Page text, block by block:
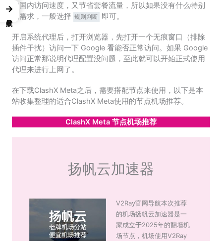
响国内访问速度，又节省套餐流量，所以如果没有什么特别
的需求，一般选择 规则判断 即可。
开启系统代理后，打开浏览器，先打开一个无痕窗口（排除
插件干扰）访问一下 Google 看能否正常访问。如果 Google
访问正常那说明代理配置没问题，至此就可以开始正式使用
代理来进行上网了。
在下载ClashX Meta之后，需要搭配节点来使用，以下是本
站收集整理的适合ClashX Meta使用的节点机场推荐。
ClashX Meta 节点机场推荐
扬帆云加速器
V2Ray官网导航本次推荐
的机场扬帆云加速器是一
家成立于2025年的翻墙机
场节点，机场使用V2Ray
→